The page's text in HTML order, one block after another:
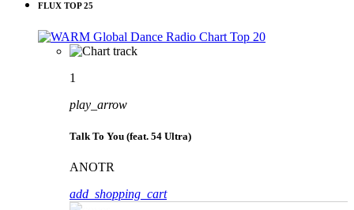
FLUX TOP 25
1
play_arrow
Talk To You (feat. 54 Ultra)
ANOTR
add_shopping_cart